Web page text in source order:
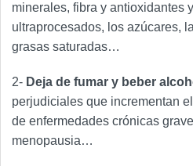
minerales, fibra y antioxidantes
ultraprocesados, los azúcares,
grasas saturadas…
2- Deja de fumar y beber
perjudiciales que incrementan
de enfermedades crónicas
menopausia…